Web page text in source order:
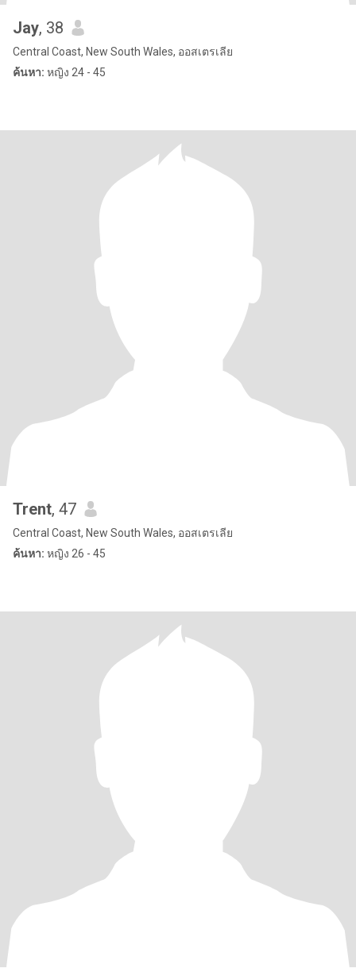
Jay, 38
Central Coast, New South Wales, ออสเตรเลีย
ค้นหา: หญิง 24 - 45
Trent, 47
Central Coast, New South Wales, ออสเตรเลีย
ค้นหา: หญิง 26 - 45